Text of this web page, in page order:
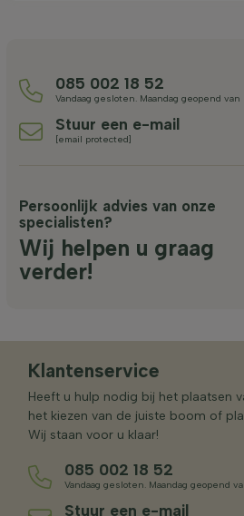
085 002 18 52
Vandaag gesloten. Maandag geopend
Stuur een e-mail
[email protected]
Persoonlijk advies van onze
specialisten?
Wij helpen u graag
verder!
Klantenservice
Heeft u hulp nodig bij het plaatsen
het kiezen van de juiste boom of
Wij staan voor u klaar!
085 002 18 52
Vandaag gesloten. Maandag geopend
Stuur een e-mail